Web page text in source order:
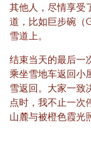
其他人，尽情享受
道，比如巨步碗（
雪道上。
结束当天的最后一
乘坐雪地车返回小
雪返回。大家一致
点时，我不止一次
山麓与被橙色霞光